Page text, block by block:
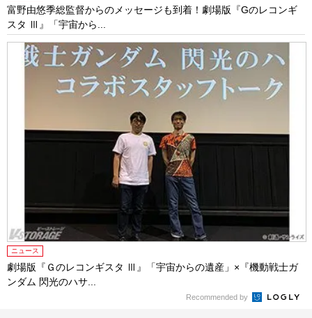
富野由悠季総監督からのメッセージも到着！劇場版『Gのレコンギ
スタ Ⅲ』「宇宙から...
ニュース
劇場版『Ｇのレコンギスタ Ⅲ』「宇宙からの遺産」×『機動戦士ガ
ンダム 閃光のハサ...
Recommended by